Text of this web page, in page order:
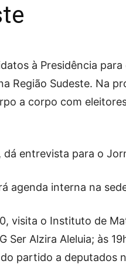
à Presidência
Região Sudeste. Na
a corpo com
dá entrevista para o
agenda interna na
visita o Instituto de
Ser Alzira Aleluia; às
partido a deputados